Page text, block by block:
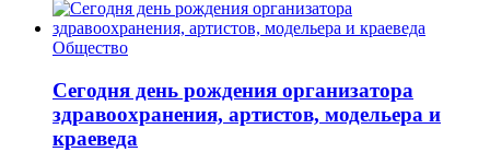
Общество
Сегодня день рождения организатора
здравоохранения, артистов, модельера и
краеведа